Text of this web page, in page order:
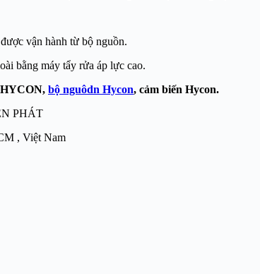
vận hành từ bộ nguồn.
bằng máy tẩy rửa áp lực cao.
bộ nguôdn Hycon, cảm biến Hycon.
PHÁT
, Việt Nam